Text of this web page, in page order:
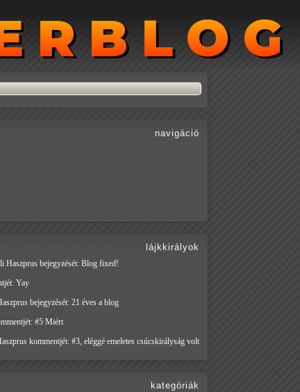
navigáció
lájkkirályok
Haszprus bejegyzését: Blog fixed!
Yay
bejegyzését: 21 éves a blog
#5 Miért
kommentjét: #3, eléggé emeletes csúcskirályság volt
kategóriák